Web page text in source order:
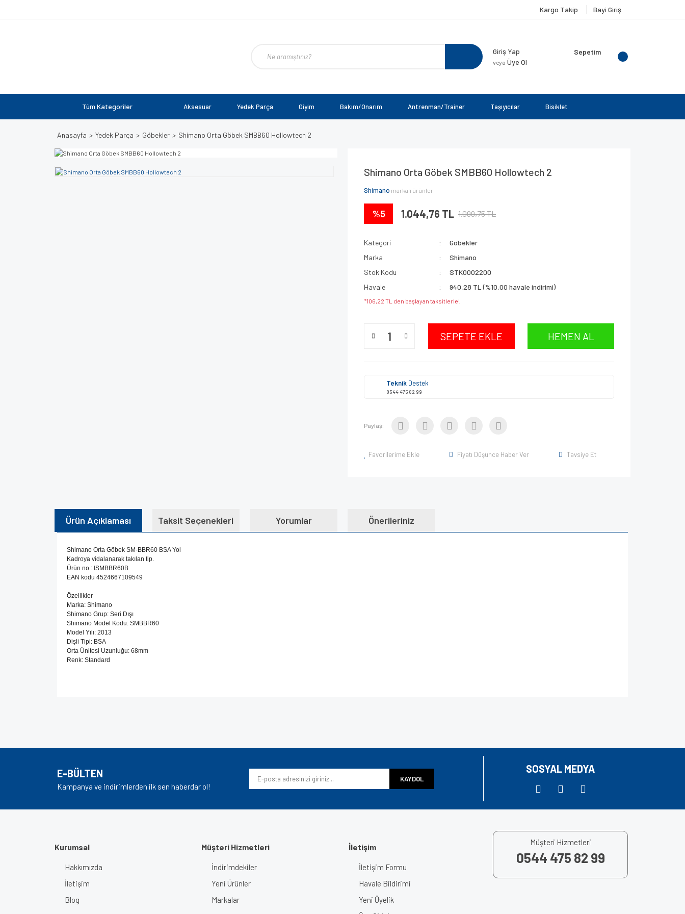
Kargo Takip Bayi Giriş
Giriş Yap
veya Üye Ol
Sepetim
Tüm Kategoriler Aksesuar Yedek Parça Giyim Bakım/Onarım Antrenman/Trainer Taşıyıcılar Bisiklet
Anasayfa Yedek Parça Göbekler Shimano Orta Göbek SMBB60 Hollowtech 2
Shimano Orta Göbek SMBB60 Hollowtech 2
Shimano markalı ürünler
%5 1.044,76 TL 1.099,75 TL
Kategori
Göbekler
Marka
Shimano
Stok Kodu
STK0002200
Havale
940,28 TL (%10,00 havale indirimi)
*106,22 TL den başlayan taksitlerle!
SEPETE EKLE HEMEN AL
Teknik Destek
0544 475 82 99
Paylaş:
Favorilerime Ekle Fiyatı Düşünce Haber Ver Tavsiye Et
Ürün Açıklaması Taksit Seçenekleri Yorumlar Önerileriniz
Shimano Orta Göbek SM-BBR60 BSA Yol
Kadroya vidalanarak takılan tip.
Ürün no : ISMBBR60B
EAN kodu 4524667109549
Özellikler
Marka: Shimano
Shimano Grup: Seri Dışı
Shimano Model Kodu: SMBBR60
Model Yılı: 2013
Dişli Tipi: BSA
Orta Ünitesi Uzunluğu: 68mm
Renk: Standard
Ürün resmi kalitesiz, bozuk veya görüntülenemiyor.
Ürün bilgilerinde hatalar bulunuyor.
E-BÜLTEN
Kampanya ve indirimlerden ilk sen haberdar ol!
KAYDOL
SOSYAL MEDYA
Kurumsal
Hakkımızda
İletişim
Blog
Müşteri Hizmetleri
İndirimdekiler
Yeni Ürünler
Markalar
İletişim
İletişim Formu
Havale Bildirimi
Yeni Üyelik
Müşteri Hizmetleri
0544 475 82 99